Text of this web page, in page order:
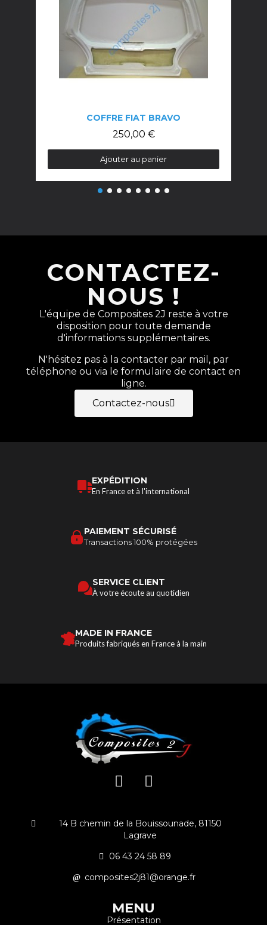
COFFRE FIAT BRAVO
250,00 €
Ajouter au panier
CONTACTEZ-
NOUS !
L'équipe de Composites 2J reste à votre
disposition pour toute demande
d'informations supplémentaires.
N'hésitez pas à la contacter par mail, par
téléphone ou via le formulaire de contact en
ligne.
Contactez-nous
EXPÉDITION
En France et à l'international
PAIEMENT SÉCURISÉ
Transactions 100% protégées
SERVICE CLIENT
À votre écoute au quotidien
MADE IN FRANCE
Produits fabriqués en France à la main
14 B chemin de la Bouissounade, 81150
Lagrave
06 43 24 58 89
composites2j81@orange.fr
MENU
Présentation